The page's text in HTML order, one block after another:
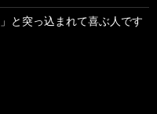
と突っ込まれて喜ぶ人です